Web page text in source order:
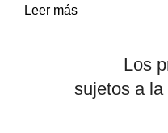
Leer más
Los
sujetos a